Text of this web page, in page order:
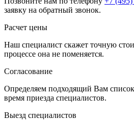
заявку на обратный звонок.
Расчет цены
Наш специалист скажет точную
процессе она не поменяется.
Согласование
Определяем подходящий Вам
время приезда специалистов.
Выезд специалистов